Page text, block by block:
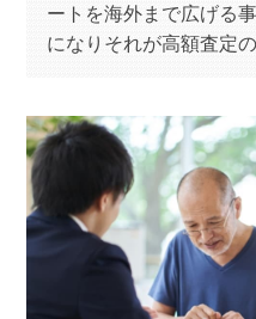
ートを海外まで広げる
になりそれが高額査定